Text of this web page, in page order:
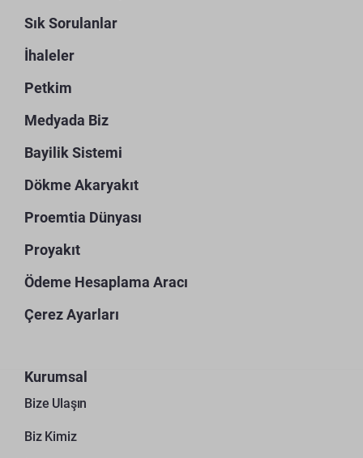
Sık Sorulanlar
İhaleler
Petkim
Medyada Biz
Bayilik Sistemi
Dökme Akaryakıt
Proemtia Dünyası
Proyakıt
Ödeme Hesaplama Aracı
Çerez Ayarları
Kurumsal
Bize Ulaşın
Biz Kimiz